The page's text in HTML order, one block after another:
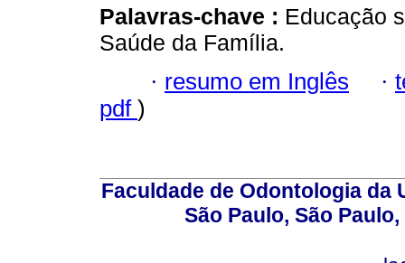
Palavras-chave : Educação
Saúde da Família.
· resumo em Inglês ·
pdf )
Faculdade de Odontologia da
São Paulo, São